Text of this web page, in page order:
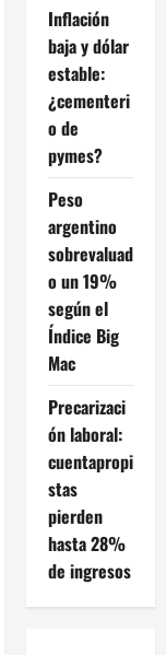
Inflación
baja y dólar
estable:
¿cementeri
o de
pymes?
Peso
argentino
sobrevaluad
o un 19%
según el
Índice Big
Mac
Precarizaci
ón laboral:
cuentapropi
stas
pierden
hasta 28%
de ingresos